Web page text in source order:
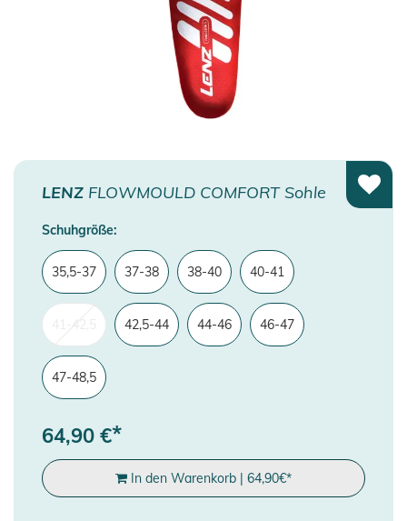
LENZ FLOWMOULD COMFORT Sohle
Schuhgröße:
35,5-37 37-38 38-40 40-41
42,5-44 44-46 46-47
47-48,5
64,90 €*
In den Warenkorb | 64,90€*